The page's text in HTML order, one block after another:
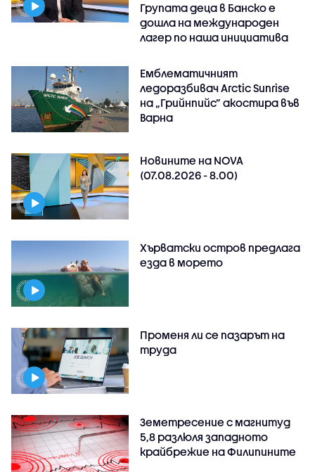
Групата деца в Банско е
дошла на международен
лагер по наша инициатива
Емблематичният
ледоразбивач Arctic Sunrise
на „Грийнпийс” акостира във
Варна
Новините на NOVA
(07.08.2026 - 8.00)
Хърватски остров предлага
езда в морето
Променя ли се пазарът на
труда
Земетресение с магнитуд
5,8 разлюля западното
крайбрежие на Филипините